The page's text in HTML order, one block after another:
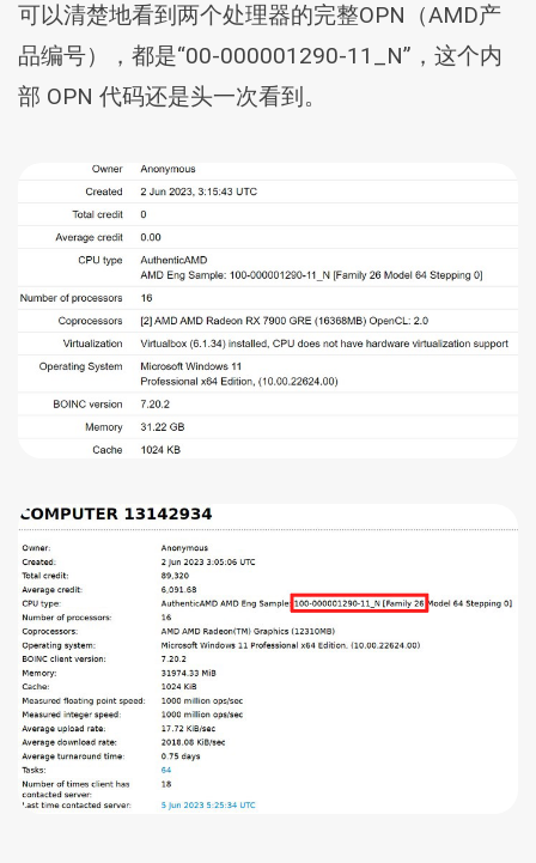
可以清楚地看到两个处理器的完整OPN（AMD产
品编号），都是“00-000001290-11_N”，这个内
部 OPN 代码还是头一次看到。